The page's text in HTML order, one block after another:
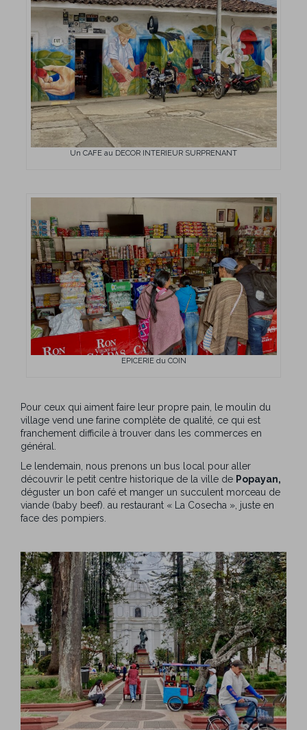
Un CAFE au DECOR INTERIEUR SURPRENANT
EPICERIE du COIN
Pour ceux qui aiment faire leur propre pain, le moulin du
village vend une farine complète de qualité, ce qui est
franchement difficile à trouver dans les commerces en
général.
Le lendemain, nous prenons un bus local pour aller
découvrir le petit centre historique de la ville de Popayan,
déguster un bon café et manger un succulent morceau de
viande (baby beef). au restaurant « La Cosecha », juste en
face des pompiers.